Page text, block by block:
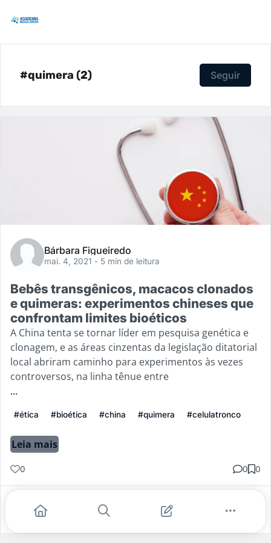
#quimera (2) Seguir
Bárbara Figueiredo
mai. 4, 2021 - 5 min de leitura
Bebês transgênicos, macacos clonados
e quimeras: experimentos chineses que
confrontam limites bioéticos
A China tenta se tornar líder em pesquisa genética e
clonagem, e as áreas cinzentas da legislação ditatorial
local abriram caminho para experimentos às vezes
controversos, na linha tênue entre
...
#ética #bioética #china #quimera #celulatronco
Leia mais
0 0 0
Gostei Comentar Salvar